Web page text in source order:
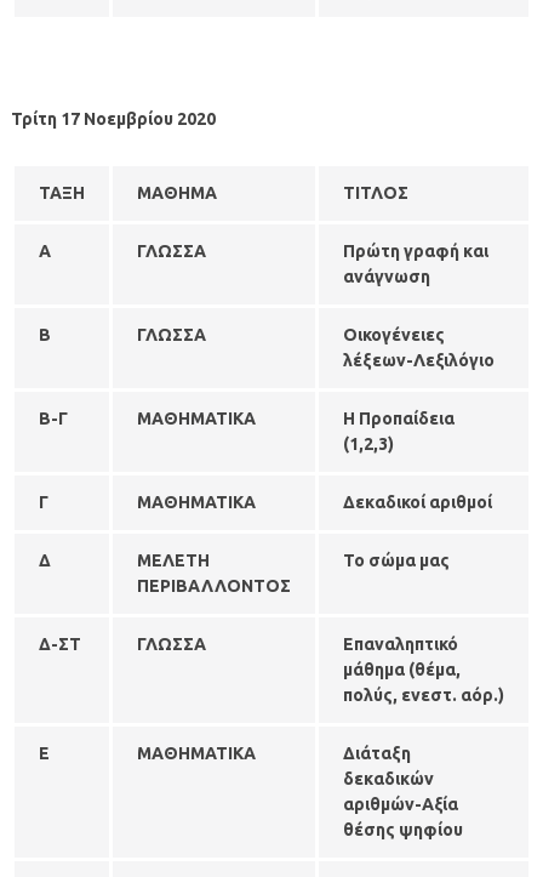
Τρίτη 17 Νοεμβρίου 2020
ΤΑΞΗ ΜΑΘΗΜΑ ΤΙΤΛΟΣ
Α ΓΛΩΣΣΑ
Πρώτη γραφή και
ανάγνωση
Β ΓΛΩΣΣΑ
Οικογένειες
λέξεων-Λεξιλόγιο
Β-Γ ΜΑΘΗΜΑΤΙΚΑ
Η Προπαίδεια
(1,2,3)
Γ ΜΑΘΗΜΑΤΙΚΑ Δεκαδικοί αριθμοί
Δ
ΜΕΛΕΤΗ
ΠΕΡΙΒΑΛΛΟΝΤΟΣ
Το σώμα μας
Δ-ΣΤ ΓΛΩΣΣΑ
Επαναληπτικό
μάθημα (θέμα,
πολύς, ενεστ. αόρ.)
Ε ΜΑΘΗΜΑΤΙΚΑ
Διάταξη
δεκαδικών
αριθμών-Αξία
θέσης ψηφίου